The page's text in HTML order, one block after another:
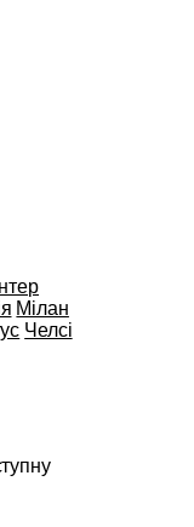
Мілан
Челсі